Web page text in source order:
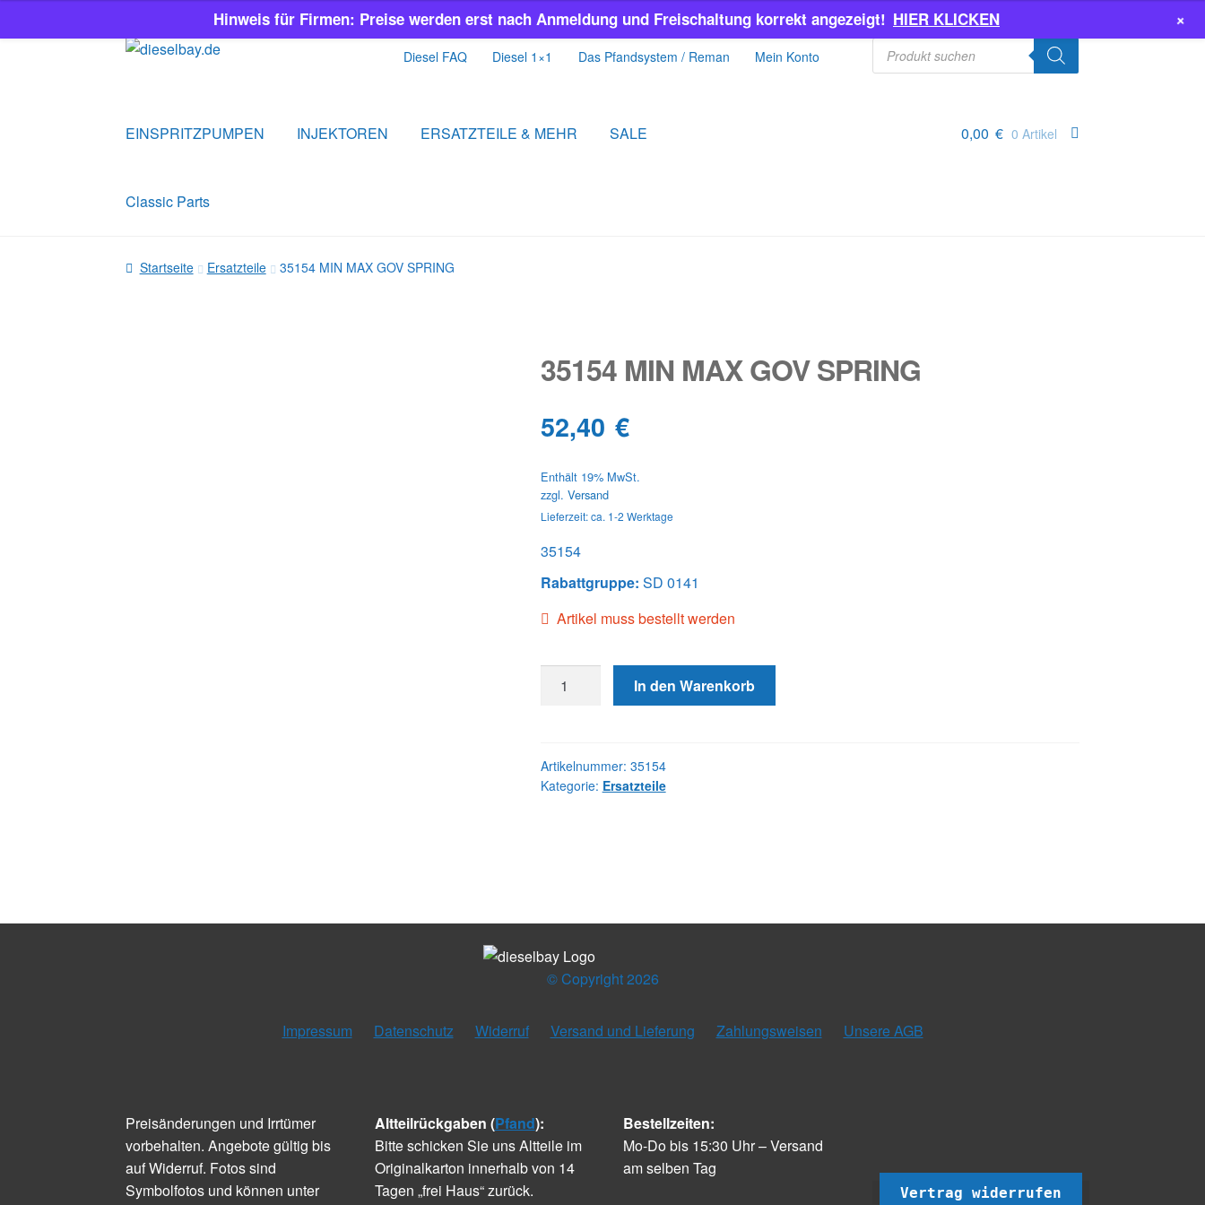
Zur
Zum
Diesel FAQ Diesel 1×1 Das Pfandsystem / Reman Mein Konto
Products
search
EINSPRITZPUMPEN INJEKTOREN ERSATZTEILE & MEHR SALE
Classic Parts
0,00 € 0 Artikel
Startseite Ersatzteile 35154 MIN MAX GOV SPRING
35154 MIN MAX GOV SPRING
52,40 €
Enthält 19% MwSt.
zzgl. Versand
Lieferzeit: ca. 1-2 Werktage
35154
Rabattgruppe: SD 0141
Artikel muss bestellt werden
MIN
SPRING
Menge
In den Warenkorb
Artikelnummer: 35154
Kategorie: Ersatzteile
© Copyright 2026
Impressum Datenschutz Widerruf Versand und Lieferung Zahlungsweisen Unsere AGB
Preisänderungen und Irrtümer
vorbehalten. Angebote gültig bis
auf Widerruf. Fotos sind
Symbolfotos und können unter
Altteilrückgaben (Pfand):
Bitte schicken Sie uns Altteile im
Originalkarton innerhalb von 14
Tagen „frei Haus“ zurück.
Bestellzeiten:
Mo-Do bis 15:30 Uhr – Versand
am selben Tag
Vertrag widerrufen
Hinweis für Firmen: Preise werden erst nach Anmeldung und Freischaltung korrekt angezeigt! HIER KLICKEN +